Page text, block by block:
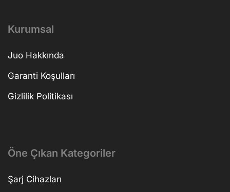
Kurumsal
Juo Hakkında
Garanti Koşulları
Gizlilik Politikası
Öne Çıkan Kategoriler
Şarj Cihazları